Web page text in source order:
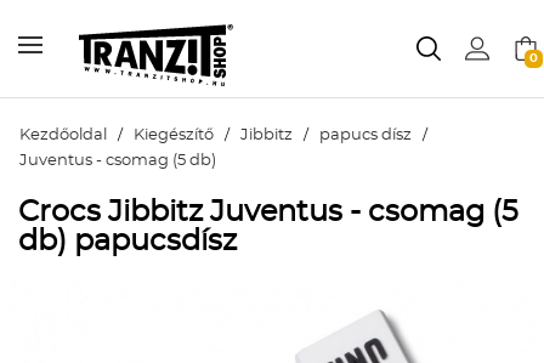
0
Kezdőoldal / Kiegészítő / Jibbitz / papucs dísz /
Juventus - csomag (5 db)
Crocs Jibbitz Juventus - csomag (5
db) papucsdísz